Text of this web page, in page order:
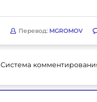
Перевод: MGROMOV
Система